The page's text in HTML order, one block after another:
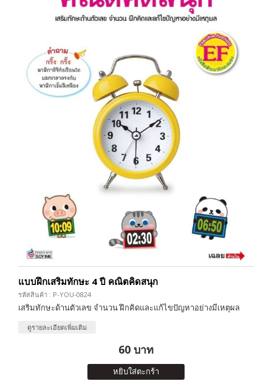
แบบฝึกเสริมทักษะ 4 ปี คณิตคิดสนุก
รหัสสินค้า : P-YOU-0824
เสริมทักษะด้านตัวเลข จำนวน ฝึกคิดและแก้ไขปัญหาอย่างมีเหตุผล
ดูรายละเอียดเพิ่มเติม
60 บาท
หยิบใส่ตะกร้า